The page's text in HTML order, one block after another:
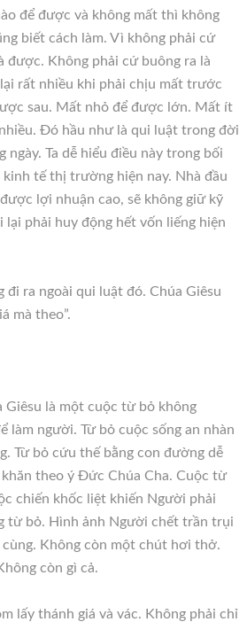
để được và không mất thì không
biết cách làm. Vì không phải cứ
được. Không phải cứ buông ra là
lại rất nhiều khi phải chịu mất trước
sau. Mất nhỏ để được lớn. Mất ít
Đó hầu như là qui luật trong đời
ngày. Ta dễ hiểu điều này trong bối
kinh tế thị trường hiện nay. Nhà đầu
lợi nhuận cao, sẽ không giữ kỹ
lại phải huy động hết vốn liếng hiện
ra ngoài qui luật đó. Chúa Giêsu
mà theo”.
Giêsu là một cuộc từ bỏ không
làm người. Từ bỏ cuộc sống an nhàn
Từ bỏ cứu thế bằng con đường dễ
theo ý Đức Chúa Cha. Cuộc từ
chiến khốc liệt khiến Người phải
từ bỏ. Hình ảnh Người chết trần trụi
Không còn một chút hơi thở.
còn gì cả.
lấy thánh giá và vác. Không phải chỉ